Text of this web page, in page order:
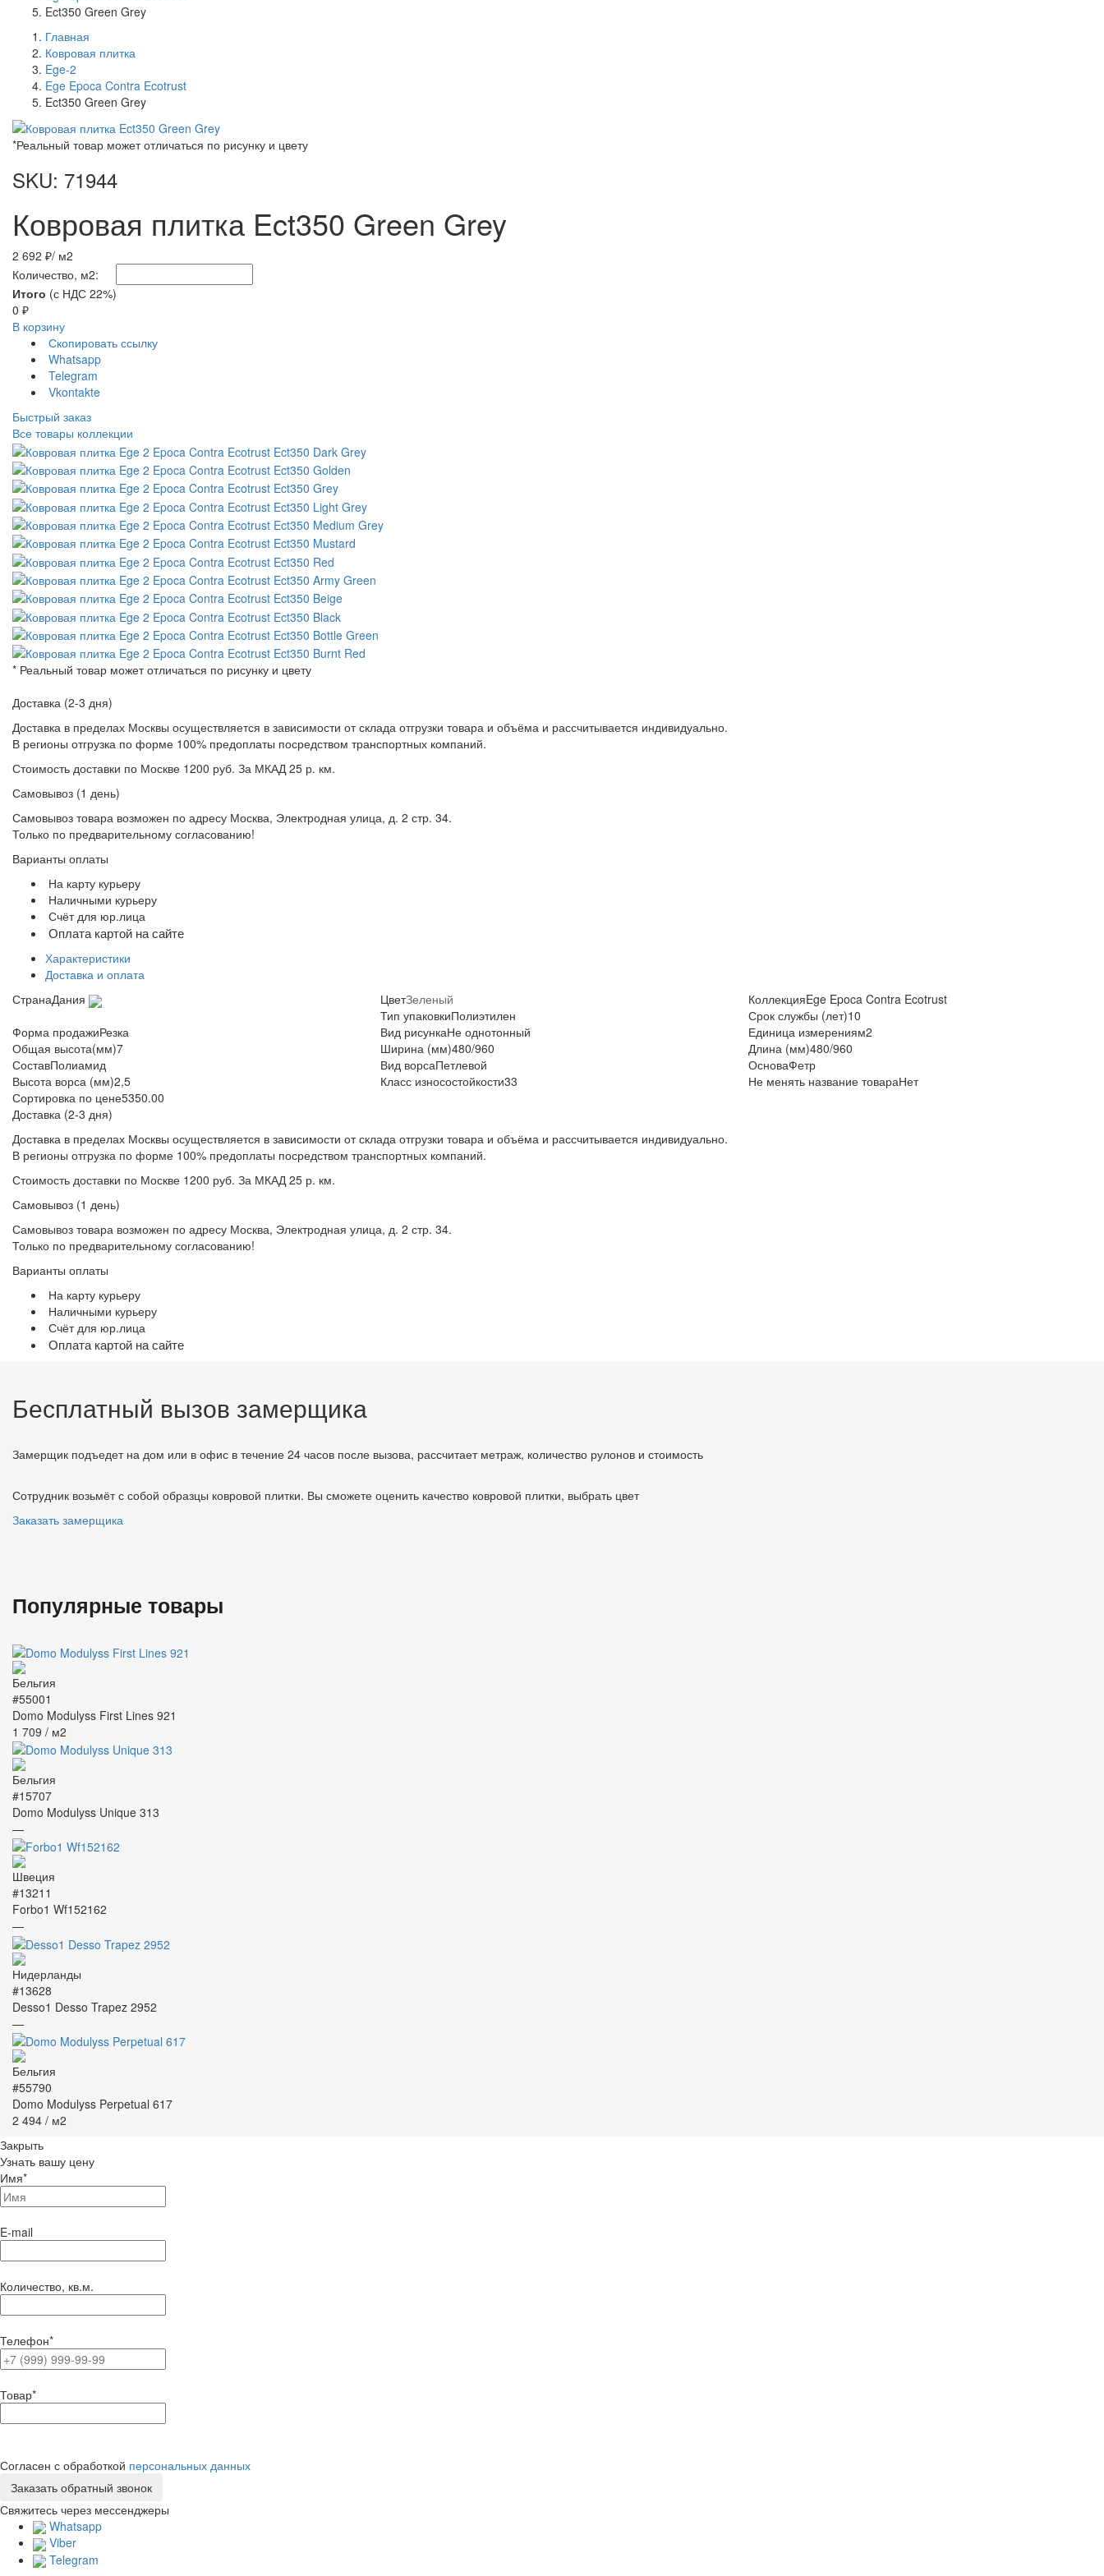
Ect350 Green Grey
Главная
Ковровая плитка
Ege-2
Ege Epoca Contra Ecotrust
Ect350 Green Grey
*Реальный товар может отличаться по рисунку и цвету
SKU: 71944
Ковровая плитка Ect350 Green Grey
2 692 ₽/ м2
Количество, м2:
Итого (с НДС 22%)
0 ₽
В корзину
Скопировать ссылку
Whatsapp
Telegram
Vkontakte
Быстрый заказ
Все товары коллекции
* Реальный товар может отличаться по рисунку и цвету
Доставка (2-3 дня)
Доставка в пределах Москвы осуществляется в зависимости от склада отгрузки товара и объёма и рассчитывается индивидуально.
В регионы отгрузка по форме 100% предоплаты посредством транспортных компаний.
Стоимость доставки по Москве 1200 руб. За МКАД 25 р. км.
Самовывоз (1 день)
Самовывоз товара возможен по адресу Москва, Электродная улица, д. 2 стр. 34.
Только по предварительному согласованию!
Варианты оплаты
На карту курьеру
Наличными курьеру
Счёт для юр.лица
Оплата картой на сайте
Характеристики
Доставка и оплата
СтранаДания ЦветЗеленый КоллекцияEge Epoca Contra Ecotrust
Тип упаковкиПолиэтилен Срок службы (лет)10
Форма продажиРезка Вид рисункаНе однотонный Единица измерениям2
Общая высота(мм)7 Ширина (мм)480/960 Длина (мм)480/960
СоставПолиамид Вид ворсаПетлевой ОсноваФетр
Высота ворса (мм)2,5 Класс износостойкости33 Не менять название товараНет
Сортировка по цене5350.00
Доставка (2-3 дня)
Доставка в пределах Москвы осуществляется в зависимости от склада отгрузки товара и объёма и рассчитывается индивидуально.
В регионы отгрузка по форме 100% предоплаты посредством транспортных компаний.
Стоимость доставки по Москве 1200 руб. За МКАД 25 р. км.
Самовывоз (1 день)
Самовывоз товара возможен по адресу Москва, Электродная улица, д. 2 стр. 34.
Только по предварительному согласованию!
Варианты оплаты
На карту курьеру
Наличными курьеру
Счёт для юр.лица
Оплата картой на сайте
Бесплатный вызов замерщика
Замерщик подъедет на дом или в офис в течение 24 часов после вызова, рассчитает метраж, количество рулонов и стоимость
Сотрудник возьмёт с собой образцы ковровой плитки. Вы сможете оценить качество ковровой плитки, выбрать цвет
Заказать замерщика
Популярные товары
#55001
Domo Modulyss First Lines 921
1 709 / м2
#15707
Domo Modulyss Unique 313
—
#13211
Forbo1 Wf152162
—
#13628
Desso1 Desso Trapez 2952
—
#55790
Domo Modulyss Perpetual 617
2 494 / м2
Закрыть
Узнать вашу цену
Имя*
E-mail
Количество, кв.м.
Телефон*
Товар*
Согласен с обработкой персональных данных
Свяжитесь через мессенджеры
Whatsapp
Viber
Telegram